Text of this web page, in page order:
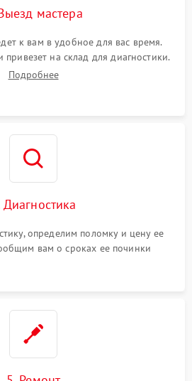
мастера
к вам в удобное для вас время.
на склад для диагностики.
Подробнее
Диагностика
определим поломку и цену ее
вам о сроках ее починки